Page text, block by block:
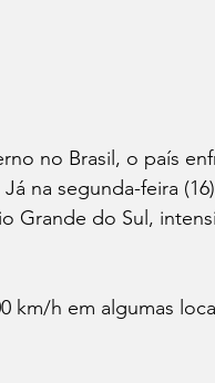
no Brasil, o país
na segunda-feira
Grande do Sul,
km/h em algumas